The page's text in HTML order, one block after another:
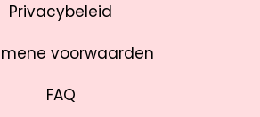
Privacybeleid
voorwaarden
FAQ